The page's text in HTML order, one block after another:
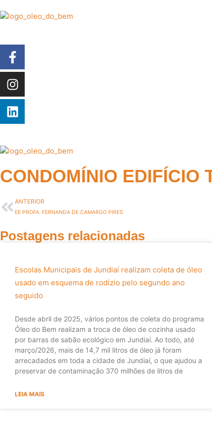
CONDOMÍNIO EDIFÍCIO
ANTERIOR
EE PROFA. FERNANDA DE CAMARGO PIRES
Postagens relacionadas
Escolas Municipais de Jundiaí realizam coleta de óleo
usado em esquema de rodízio pelo segundo ano
seguido
Desde abril de 2025, vários pontos de coleta do programa
Óleo do Bem realizam a troca de óleo de cozinha usado
por barras de sabão ecológico em Jundiaí. Ao todo, até
março/2026, mais de 14,7 mil litros de óleo já foram
arrecadados em toda a cidade de Jundiaí, o que ajudou a
preservar de contaminação 370 milhões de litros de
LEIA MAIS